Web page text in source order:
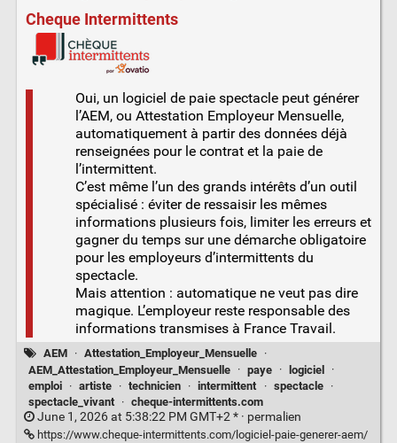
Cheque Intermittents
Oui, un logiciel de paie spectacle peut générer
l’AEM, ou Attestation Employeur Mensuelle,
automatiquement à partir des données déjà
renseignées pour le contrat et la paie de
l’intermittent.
C’est même l’un des grands intérêts d’un outil
spécialisé : éviter de ressaisir les mêmes
informations plusieurs fois, limiter les erreurs et
gagner du temps sur une démarche obligatoire
pour les employeurs d’intermittents du
spectacle.
Mais attention : automatique ne veut pas dire
magique. L’employeur reste responsable des
informations transmises à France Travail.
AEM · Attestation_Employeur_Mensuelle
·
AEM_Attestation_Employeur_Mensuelle
· paye · logiciel ·
emploi
· artiste · technicien · intermittent · spectacle
·
spectacle_vivant
· cheque-intermittents.com
June 1, 2026 at 5:38:22 PM GMT+2 * · permalien
https://www.cheque-intermittents.com/logiciel-paie-generer-aem/